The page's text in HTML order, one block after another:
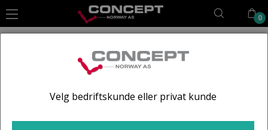
0
Vektstenger
Kategorier Filtrera Sortera
Velg bedriftskunde eller privat kunde